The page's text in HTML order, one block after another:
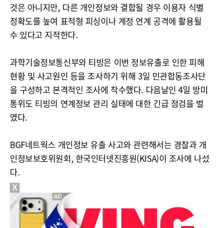
것은 아니지만, 다른 개인정보와 결합될 경우 이용자 식별
정확도를 높여 표적형 피싱이나 계정 연계 공격에 활용될
수 있다고 지적한다.
과학기술정보통신부와 티빙은 이번 정보유출로 인한 피해
현황 및 사고원인 등을 조사하기 위해 3일 민관합동조사단
을 구성하고 본격적인 조사에 착수했다. 다음날인 4일 방미
통위도 티빙의 연계정보 관리 실태에 대한 긴급 점검을 벌
였다.
BGF네트웍스 개인정보 유출 사고와 관련해서는 경찰과 개
인정보보호위원회, 한국인터넷진흥원(KISA)이 조사에 나섰
다.
X